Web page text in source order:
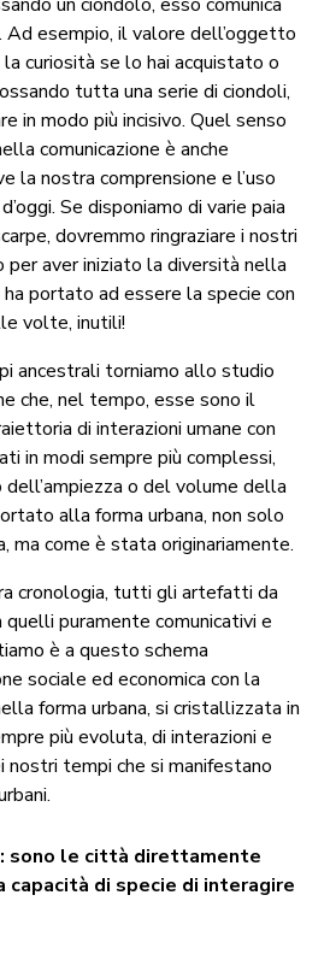
un ciondolo, esso comunica
Ad esempio, il valore dell’oggetto
curiosità se lo hai acquistato o
tutta una serie di ciondoli,
in modo più incisivo. Quel senso
comunicazione è anche
la nostra comprensione e l’uso
Se disponiamo di varie paia
dovremmo ringraziare i nostri
aver iniziato la diversità nella
portato ad essere la specie con
volte, inutili!
ancestrali torniamo allo studio
che, nel tempo, esse sono il
di interazioni umane con
in modi sempre più complessi,
o del volume della
alla forma urbana, non solo
ma come è stata originariamente.
cronologia, tutti gli artefatti da
puramente comunicativi e
è a questo schema
sociale ed economica con la
forma urbana, si cristallizzata in
più evoluta, di interazioni e
tempi che si manifestano
sono le città direttamente
di specie di interagire